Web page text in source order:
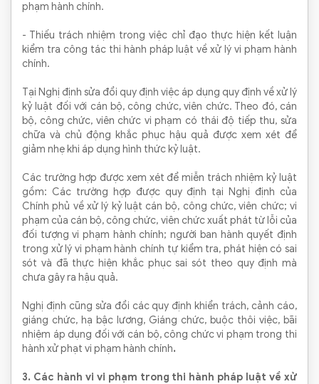
phạm hành chính.
- Thiếu trách nhiệm trong việc chỉ đạo thực hiện kết luận
kiểm tra công tác thi hành pháp luật về xử lý vi phạm hành
chính.
Tại Nghị định sửa đổi quy định việc áp dụng quy định về xử lý
kỷ luật đối với cán bộ, công chức, viên chức. Theo đó, cán
bộ, công chức, viên chức vi phạm có thái độ tiếp thu, sửa
chữa và chủ động khắc phục hậu quả được xem xét để
giảm nhẹ khi áp dụng hình thức kỷ luật.
Các trường hợp được xem xét để miễn trách nhiệm kỷ luật
gồm: Các trường hợp được quy định tại Nghị định của
Chính phủ về xử lý kỷ luật cán bộ, công chức, viên chức; vi
phạm của cán bộ, công chức, viên chức xuất phát từ lỗi của
đối tượng vi phạm hành chính; người ban hành quyết định
trong xử lý vi phạm hành chính tự kiểm tra, phát hiện có sai
sót và đã thực hiện khắc phục sai sót theo quy định mà
chưa gây ra hậu quả.
Nghị định cũng sửa đổi các quy định khiển trách, cảnh cáo,
giáng chức, hạ bậc lương, Giáng chức, buộc thôi việc, bãi
nhiệm áp dụng đối với cán bộ, công chức vi phạm trong thi
hành xử phạt vi phạm hành chính.
3. Các hành vi vi phạm trong thi hành pháp luật về xử